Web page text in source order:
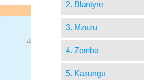
2. Blantyre
3. Mzuzu
4. Zomba
5. Kasungu